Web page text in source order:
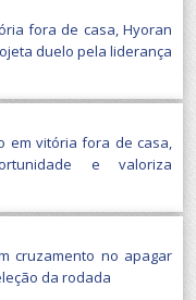
fora de casa, Hyoran
duelo pela liderança
em vitória fora de casa,
e valoriza
cruzamento no apagar
da rodada